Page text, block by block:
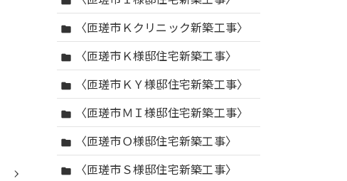
folder 〈匝瑳市Ｋクリニック新築工事〉
folder 〈匝瑳市Ｋ様邸住宅新築工事〉
folder 〈匝瑳市ＫＹ様邸住宅新築工事〉
folder 〈匝瑳市ＭＩ様邸住宅新築工事〉
folder 〈匝瑳市Ｏ様邸住宅新築工事〉
folder 〈匝瑳市Ｓ様邸住宅新築工事〉